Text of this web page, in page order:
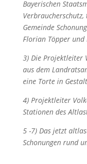
Bayerischen
Gemeinde
Florian Töpper und
3) Die Projektleiter
aus dem
eine Torte in
4) Projektleiter
Stationen des
5 -7) Das jetzt
Schonungen rund